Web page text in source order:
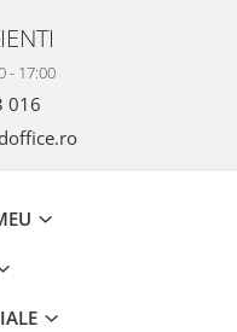
- 17:00
016